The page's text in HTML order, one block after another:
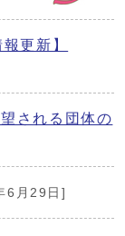
更新】
される団体の
6月29日]